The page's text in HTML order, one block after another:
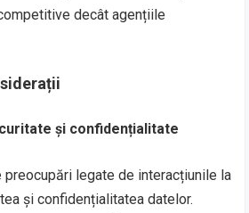
decât agențiile
și confidențialitate
preocupări legate de interacțiunile la
și confidențialitatea datelor.